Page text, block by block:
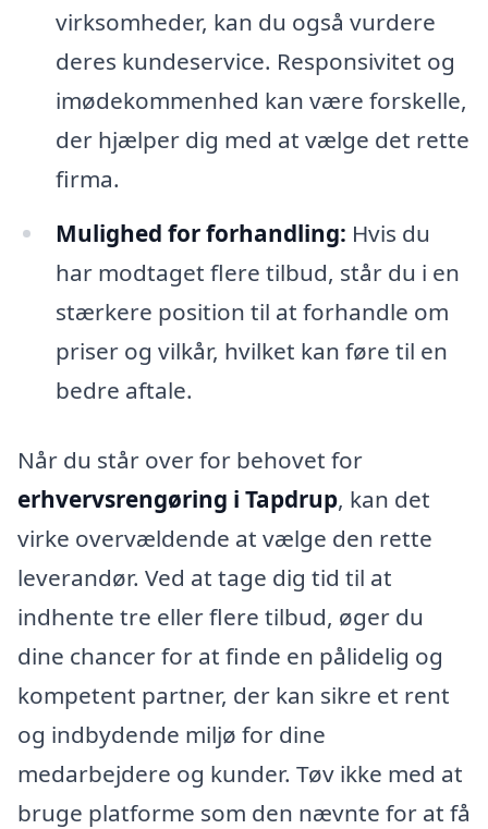
virksomheder, kan du også vurdere
deres kundeservice. Responsivitet og
imødekommenhed kan være forskelle,
der hjælper dig med at vælge det rette
firma.
Mulighed for forhandling: Hvis du
har modtaget flere tilbud, står du i en
stærkere position til at forhandle om
priser og vilkår, hvilket kan føre til en
bedre aftale.
Når du står over for behovet for
erhvervsrengøring i Tapdrup, kan det
virke overvældende at vælge den rette
leverandør. Ved at tage dig tid til at
indhente tre eller flere tilbud, øger du
dine chancer for at finde en pålidelig og
kompetent partner, der kan sikre et rent
og indbydende miljø for dine
medarbejdere og kunder. Tøv ikke med at
bruge platforme som den nævnte for at få